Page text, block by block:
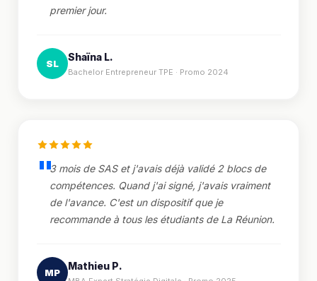
premier jour.
SL
Shaïna L.
Bachelor Entrepreneur TPE · Promo 2024
3 mois de SAS et j'avais déjà validé 2 blocs de
compétences. Quand j'ai signé, j'avais vraiment
de l'avance. C'est un dispositif que je
recommande à tous les étudiants de La Réunion.
MP
Mathieu P.